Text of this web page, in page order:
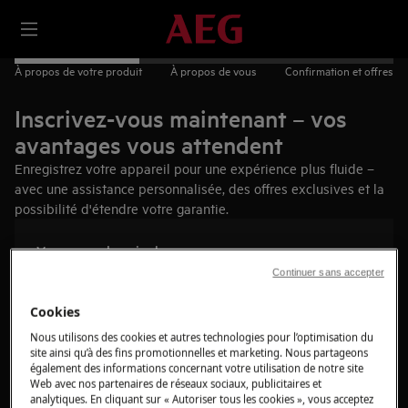
À propos de votre produit À propos de vous Confirmation et offres
Inscrivez-vous maintenant – vos
avantages vous attendent
Enregistrez votre appareil pour une expérience plus fluide –
avec une assistance personnalisée, des offres exclusives et la
possibilité d'étendre votre garantie.
Vous aurez besoin de :
Date de livraison de l'appareil
3 minutes de votre temps
Trouvez votre produit
Cookies
Nous utilisons des cookies et autres technologies pour l’optimisation du
site ainsi qu’à des fins promotionnelles et marketing. Nous partageons
également des informations concernant votre utilisation de notre site
Web avec nos partenaires de réseaux sociaux, publicitaires et
analytiques. En cliquant sur « Autoriser tous les cookies », vous acceptez
Continuer sans accepter